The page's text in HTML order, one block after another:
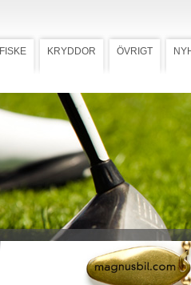
FISKE KRYDDOR ÖVRIGT
Spinnare Panter Loose
Spinnare Panter
Kompakt och lättkastad spinnare, 15 g, för
harr, öring, röding och lax med Myrans
bygel. Svart överdel och guldprickig
samt guldkrok.
Ladda ner mall med tryckstorlek